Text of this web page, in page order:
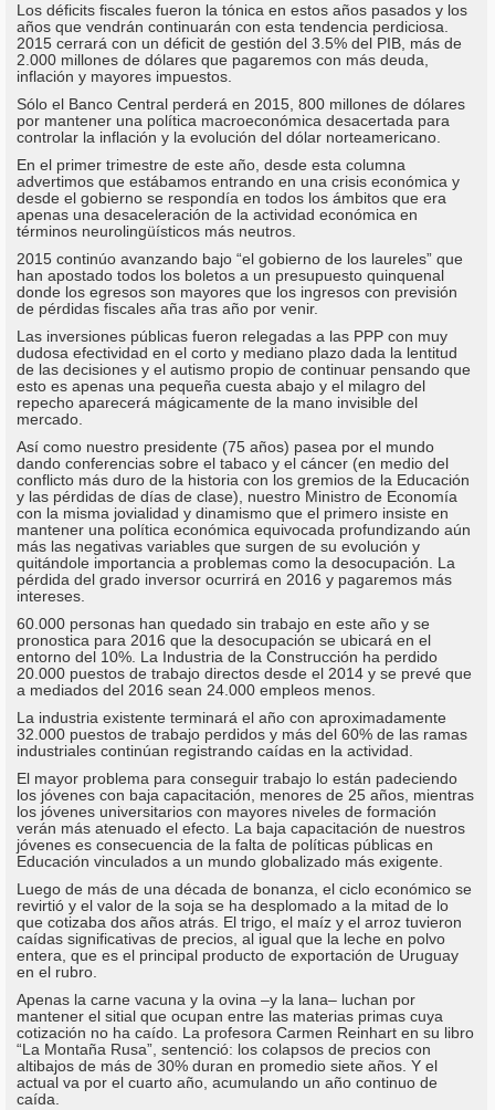
Los déficits fiscales fueron la tónica en estos años pasados y los
años que vendrán continuarán con esta tendencia perdiciosa.
2015 cerrará con un déficit de gestión del 3.5% del PIB, más de
2.000 millones de dólares que pagaremos con más deuda,
inflación y mayores impuestos.
Sólo el Banco Central perderá en 2015, 800 millones de dólares
por mantener una política macroeconómica desacertada para
controlar la inflación y la evolución del dólar norteamericano.
En el primer trimestre de este año, desde esta columna
advertimos que estábamos entrando en una crisis económica y
desde el gobierno se respondía en todos los ámbitos que era
apenas una desaceleración de la actividad económica en
términos neurolingüísticos más neutros.
2015 continúo avanzando bajo “el gobierno de los laureles” que
han apostado todos los boletos a un presupuesto quinquenal
donde los egresos son mayores que los ingresos con previsión
de pérdidas fiscales aña tras año por venir.
Las inversiones públicas fueron relegadas a las PPP con muy
dudosa efectividad en el corto y mediano plazo dada la lentitud
de las decisiones y el autismo propio de continuar pensando que
esto es apenas una pequeña cuesta abajo y el milagro del
repecho aparecerá mágicamente de la mano invisible del
mercado.
Así como nuestro presidente (75 años) pasea por el mundo
dando conferencias sobre el tabaco y el cáncer (en medio del
conflicto más duro de la historia con los gremios de la Educación
y las pérdidas de días de clase), nuestro Ministro de Economía
con la misma jovialidad y dinamismo que el primero insiste en
mantener una política económica equivocada profundizando aún
más las negativas variables que surgen de su evolución y
quitándole importancia a problemas como la desocupación. La
pérdida del grado inversor ocurrirá en 2016 y pagaremos más
intereses.
60.000 personas han quedado sin trabajo en este año y se
pronostica para 2016 que la desocupación se ubicará en el
entorno del 10%. La Industria de la Construcción ha perdido
20.000 puestos de trabajo directos desde el 2014 y se prevé que
a mediados del 2016 sean 24.000 empleos menos.
La industria existente terminará el año con aproximadamente
32.000 puestos de trabajo perdidos y más del 60% de las ramas
industriales continúan registrando caídas en la actividad.
El mayor problema para conseguir trabajo lo están padeciendo
los jóvenes con baja capacitación, menores de 25 años, mientras
los jóvenes universitarios con mayores niveles de formación
verán más atenuado el efecto. La baja capacitación de nuestros
jóvenes es consecuencia de la falta de políticas públicas en
Educación vinculados a un mundo globalizado más exigente.
Luego de más de una década de bonanza, el ciclo económico se
revirtió y el valor de la soja se ha desplomado a la mitad de lo
que cotizaba dos años atrás. El trigo, el maíz y el arroz tuvieron
caídas significativas de precios, al igual que la leche en polvo
entera, que es el principal producto de exportación de Uruguay
en el rubro.
Apenas la carne vacuna y la ovina –y la lana– luchan por
mantener el sitial que ocupan entre las materias primas cuya
cotización no ha caído. La profesora Carmen Reinhart en su libro
“La Montaña Rusa”, sentenció: los colapsos de precios con
altibajos de más de 30% duran en promedio siete años. Y el
actual va por el cuarto año, acumulando un año continuo de
caída.